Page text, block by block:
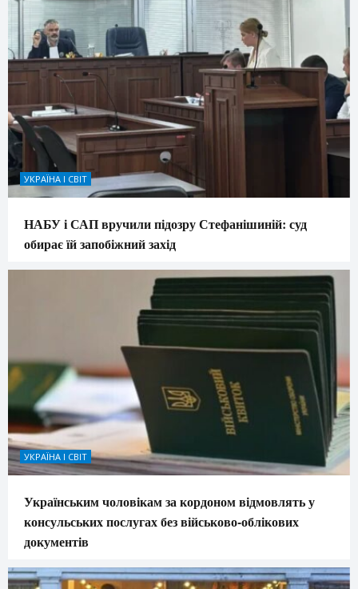
УКРАЇНА І СВІТ
НАБУ і САП вручили підозру Стефанішиній: суд
обирає їй запобіжний захід
УКРАЇНА І СВІТ
Українським чоловікам за кордоном відмовлять у
консульських послугах без військово-облікових
документів